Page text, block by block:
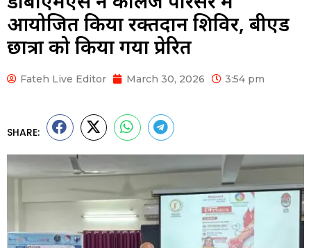
आयोजित किया रक्तदान शिविर, बीएड
छात्रों को किया गया प्रेरित
Fateh Live Editor March 30, 2026 3:54 pm
SHARE: